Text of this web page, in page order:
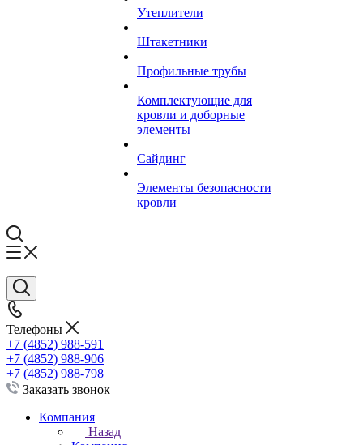
Утеплители
Штакетники
Профильные трубы
Комплектующие для
кровли и доборные
элементы
Сайдинг
Элементы безопасности
кровли
Телефоны
+7 (4852) 988-591
+7 (4852) 988-906
+7 (4852) 988-798
Заказать звонок
Компания
Назад